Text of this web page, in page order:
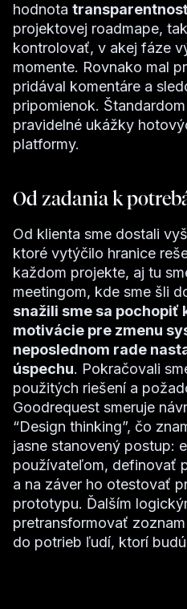
hodnota
projektovej roadmape,
kontrolovať, v akej fáze
momente. Rovnako mal
pridával komentáre a
pripomienok.
pravidelné ukážky
platformy.
Od zadania k
Od klienta sme dostali
ktoré vytýčilo hranice
každom projekte, aj tu
meetingom, kde sme šli
snažili sme sa pochopiť
motivácie pre zmenu
neposlednom rade
úspechu. Pokračovali
použitých riešení a
Goodrequest smeruje
“Design thinking”, čo
jasne stanovený postup:
používateľom, definovať
a na záver ho otestovať
prototypu. Ďalším
pretransformovať
do potrieb ľudí, ktorí